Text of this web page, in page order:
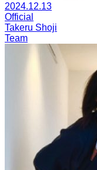
2024.12.13
Official
Takeru Shoji
Team